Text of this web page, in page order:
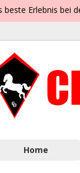
Erlebnis bei
Home